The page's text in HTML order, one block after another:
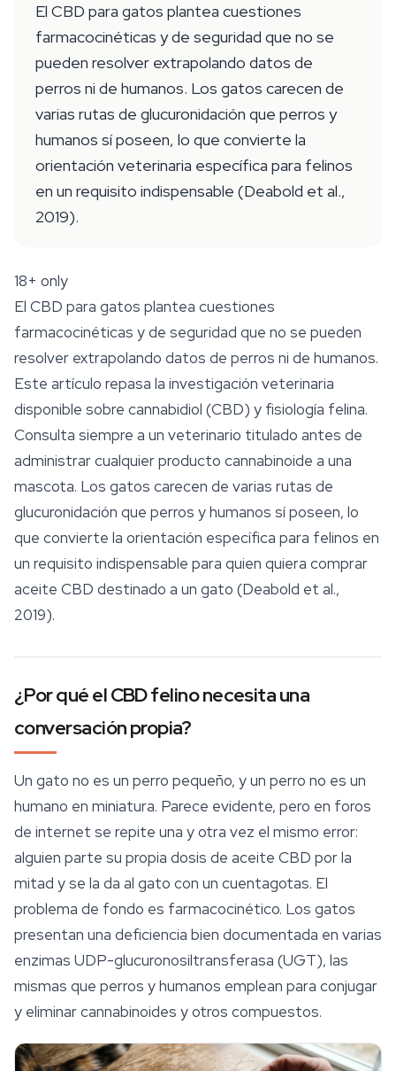
El CBD para gatos plantea cuestiones
farmacocinéticas y de seguridad que no se
pueden resolver extrapolando datos de
perros ni de humanos. Los gatos carecen de
varias rutas de glucuronidación que perros y
humanos sí poseen, lo que convierte la
orientación veterinaria específica para felinos
en un requisito indispensable (Deabold et al.,
2019).
18+ only
El CBD para gatos plantea cuestiones
farmacocinéticas y de seguridad que no se pueden
resolver extrapolando datos de perros ni de humanos.
Este artículo repasa la investigación veterinaria
disponible sobre cannabidiol (CBD) y fisiología felina.
Consulta siempre a un veterinario titulado antes de
administrar cualquier producto cannabinoide a una
mascota. Los gatos carecen de varias rutas de
glucuronidación que perros y humanos sí poseen, lo
que convierte la orientación específica para felinos en
un requisito indispensable para quien quiera comprar
aceite CBD destinado a un gato (Deabold et al.,
2019).
¿Por qué el CBD felino necesita una
conversación propia?
Un gato no es un perro pequeño, y un perro no es un
humano en miniatura. Parece evidente, pero en foros
de internet se repite una y otra vez el mismo error:
alguien parte su propia dosis de aceite CBD por la
mitad y se la da al gato con un cuentagotas. El
problema de fondo es farmacocinético. Los gatos
presentan una deficiencia bien documentada en varias
enzimas UDP-glucuronosiltransferasa (UGT), las
mismas que perros y humanos emplean para conjugar
y eliminarcannabinoides y otros compuestos.